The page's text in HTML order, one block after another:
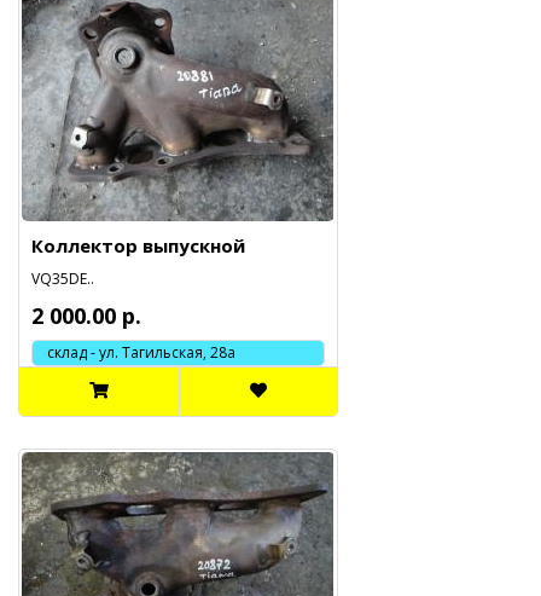
Коллектор выпускной
VQ35DE..
2 000.00 р.
склад - ул. Тагильская, 28а